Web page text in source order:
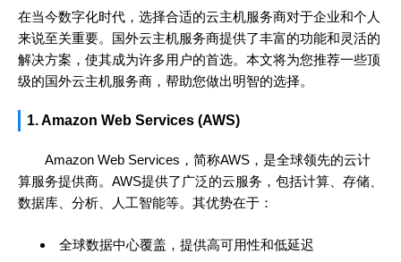
在当今数字化时代，选择合适的云主机服务商对于企业和个人
来说至关重要。国外云主机服务商提供了丰富的功能和灵活的
解决方案，使其成为许多用户的首选。本文将为您推荐一些顶
级的国外云主机服务商，帮助您做出明智的选择。
1. Amazon Web Services (AWS)
Amazon Web Services，简称AWS，是全球领先的云计
算服务提供商。AWS提供了广泛的云服务，包括计算、存储、
数据库、分析、人工智能等。其优势在于：
全球数据中心覆盖，提供高可用性和低延迟